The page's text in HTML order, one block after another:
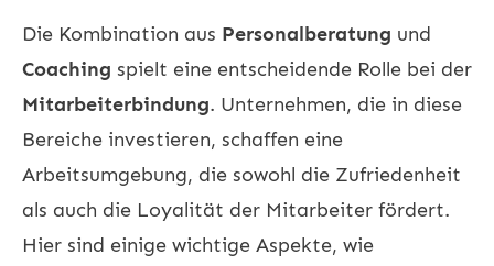
Die Kombination aus Personalberatung und
Coaching spielt eine entscheidende Rolle bei der
Mitarbeiterbindung. Unternehmen, die in diese
Bereiche investieren, schaffen eine
Arbeitsumgebung, die sowohl die Zufriedenheit
als auch die Loyalität der Mitarbeiter fördert.
Hier sind einige wichtige Aspekte, wie